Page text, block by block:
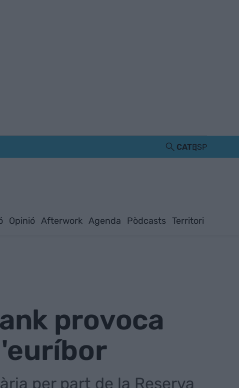
CATESP
Opinió Afterwork Agenda Pòdcasts Territori
provoca
per part de la Reserva